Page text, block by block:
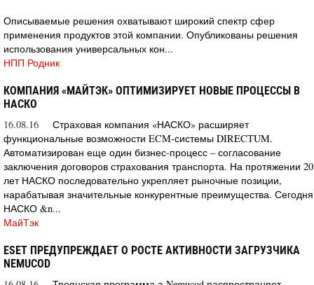
Описываемые решения охватывают широкий спектр сфер
применения продуктов этой компании. Опубликованы решения
использования универсальных кон...
НПП Родник
КОМПАНИЯ «МАЙТЭК» ОПТИМИЗИРУЕТ НОВЫЕ ПРОЦЕССЫ В
НАСКО
16.08.16
Страховая компания «НАСКО» расширяет
функциональные возможности ECM-системы DIRECTUM.
Автоматизирован еще один бизнес-процесс – согласование
заключения договоров страхования транспорта. На протяжении 20
лет НАСКО последовательно укрепляет рыночные позиции,
нарабатывая значительные конкурентные преимущества. Сегодня
НАСКО &n...
МайТэк
ESET ПРЕДУПРЕЖДАЕТ О РОСТЕ АКТИВНОСТИ ЗАГРУЗЧИКА
NEMUCOD